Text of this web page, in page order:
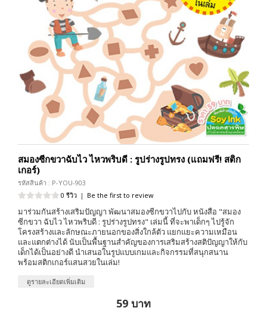
สมองซีกขวาฉับไว ไหวพริบดี : รูปร่างรูปทรง (แถมฟรี! สติก
เกอร์)
รหัสสินค้า : P-YOU-903
0 รีวิว | Be the first to review
มาร่วมกันสร้างเสริมปัญญา พัฒนาสมองซีกขวาไปกับ หนังสือ "สมอง
ซีกขวา ฉับไว ไหวพริบดี : รูปร่างรูปทรง" เล่มนี้ ที่จะพาเด็กๆ ไปรู้จัก
โครงสร้างและลักษณะภายนอกของสิ่งใกล้ตัว แยกแยะความเหมือน
และแตกต่างได้ นับเป็นพื้นฐานสำคัญของการเสริมสร้างสติปัญญาให้กับ
เด็กได้เป็นอย่างดี นำเสนอในรูปแบบเกมและกิจกรรมที่สนุกสนาน
พร้อมสติกเกอร์แสนสวยในเล่ม!
ดูรายละเอียดเพิ่มเติม
59 บาท